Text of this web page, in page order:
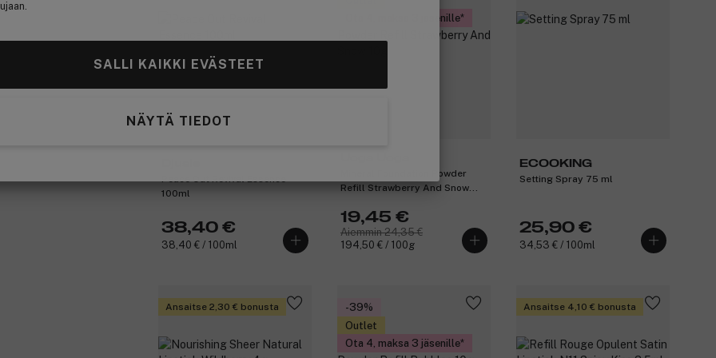
SALLI KAIKKI EVÄSTEET
NÄYTÄ TIEDOT
100ml
38,40 €
38,40 € / 100ml
Ota 4, maksa 3 jäsenille
Mineral Foundation Powder
Refill Strawberry And Snow
19,45 €
Aiemmin 24,35 €
194,50 € / 100g
ECOOKING
Setting Spray 75 ml
25,90 €
34,53 € / 100ml
Ansaitse 2,30 € bonusta
-39%
Outlet
Ota 4, maksa 3 jäsenille
Ansaitse 4,10 € bonusta